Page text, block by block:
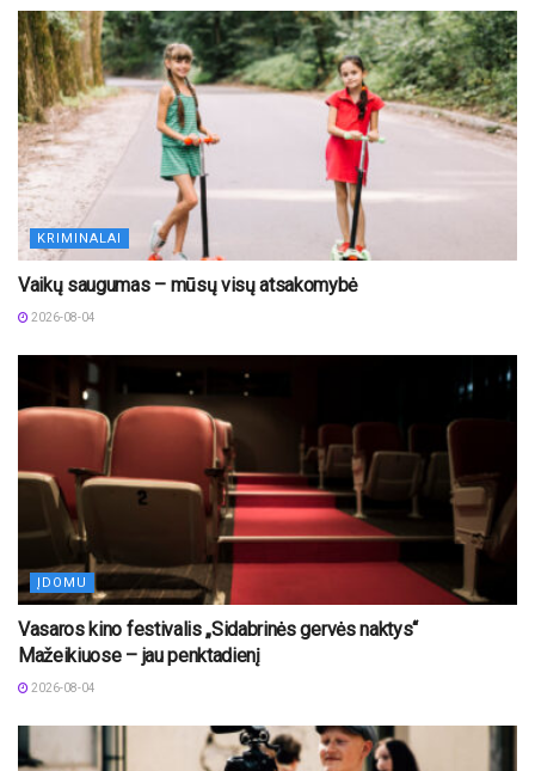
KRIMINALAI
Vaikų saugumas – mūsų visų atsakomybė
2026-08-04
ĮDOMU
Vasaros kino festivalis „Sidabrinės gervės naktys“
Mažeikiuose – jau penktadienį
2026-08-04